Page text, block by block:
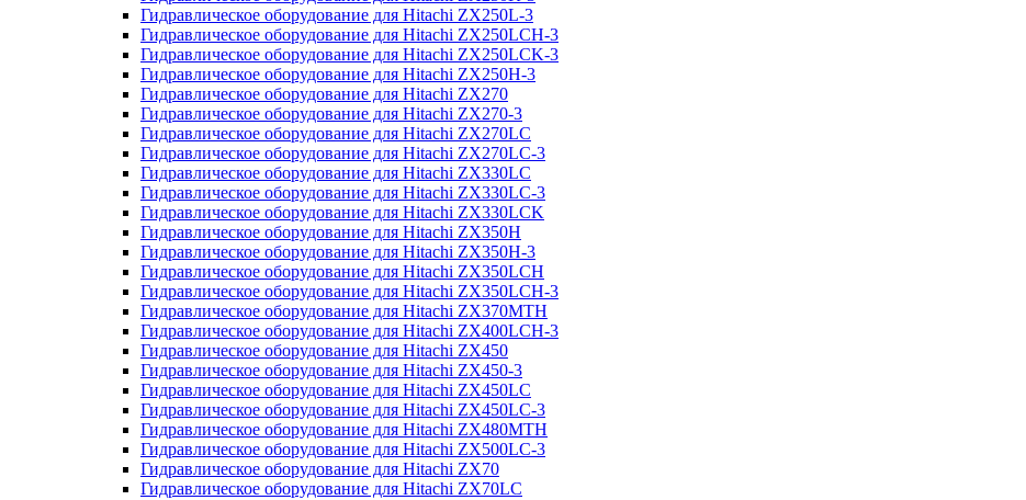
Гидравлическое оборудование для Hitachi ZX250L-3
Гидравлическое оборудование для Hitachi ZX250LCH-3
Гидравлическое оборудование для Hitachi ZX250LCK-3
Гидравлическое оборудование для Hitachi ZX250Н-3
Гидравлическое оборудование для Hitachi ZX270
Гидравлическое оборудование для Hitachi ZX270-3
Гидравлическое оборудование для Hitachi ZX270LC
Гидравлическое оборудование для Hitachi ZX270LC-3
Гидравлическое оборудование для Hitachi ZX330LC
Гидравлическое оборудование для Hitachi ZX330LC-3
Гидравлическое оборудование для Hitachi ZX330LCK
Гидравлическое оборудование для Hitachi ZX350H
Гидравлическое оборудование для Hitachi ZX350H-3
Гидравлическое оборудование для Hitachi ZX350LCH
Гидравлическое оборудование для Hitachi ZX350LCH-3
Гидравлическое оборудование для Hitachi ZX370MTH
Гидравлическое оборудование для Hitachi ZX400LCH-3
Гидравлическое оборудование для Hitachi ZX450
Гидравлическое оборудование для Hitachi ZX450-3
Гидравлическое оборудование для Hitachi ZX450LC
Гидравлическое оборудование для Hitachi ZX450LC-3
Гидравлическое оборудование для Hitachi ZX480MTH
Гидравлическое оборудование для Hitachi ZX500LC-3
Гидравлическое оборудование для Hitachi ZX70
Гидравлическое оборудование для Hitachi ZX70LC